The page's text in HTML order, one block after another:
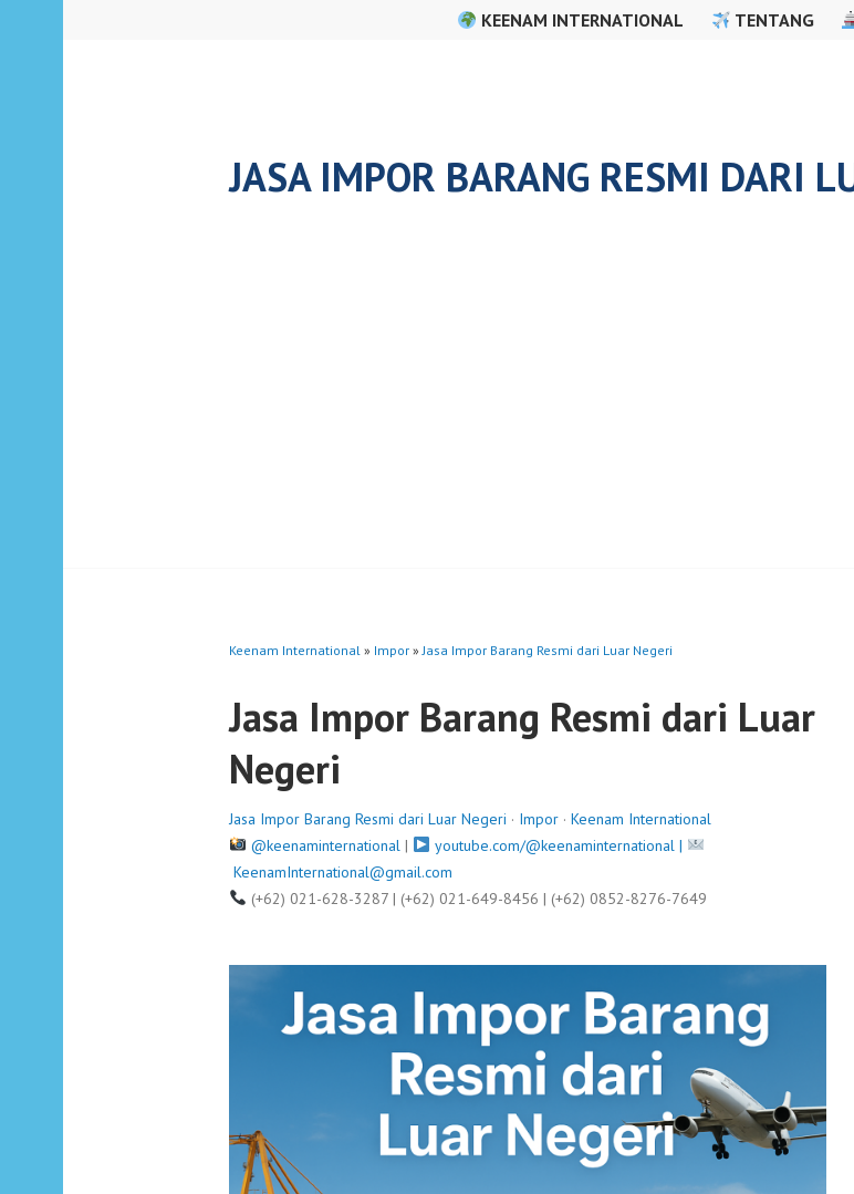
KEENAM INTERNATIONAL TENTANG
JASA IMPOR BARANG RESMI DARI
Keenam International » Impor »Jasa Impor Barang Resmi dari Luar Negeri
Jasa Impor Barang Resmi dari Luar
Negeri
Jasa Impor Barang Resmi dari Luar Negeri · Impor · Keenam International
@keenaminternational|
youtube.com/@keenaminternational |
KeenamInternational@gmail.com
(+62) 021-628-3287 | (+62) 021-649-8456 | (+62) 0852-8276-7649